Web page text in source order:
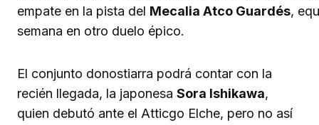
empate en la pista del Mecalia Atco Guardés,
semana en otro duelo épico.
El conjunto donostiarra podrá contar con la
recién llegada, la japonesa Sora Ishikawa,
quien debutó ante el Atticgo Elche, pero no así